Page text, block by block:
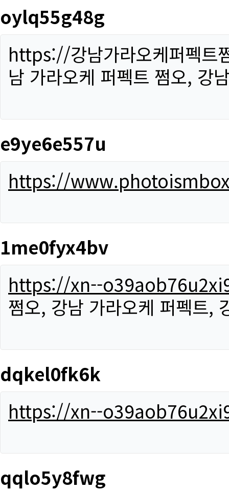
oylq55g48g
https://강남가라오케퍼펙트
남 가라오케 퍼펙트 쩜오, 강
e9ye6e557u
https://
1me0fyx4bv
https://xn--
쩜오, 강남 가라오케 퍼펙트,
dqkel0fk6k
https://xn--
qqlo5y8fwg